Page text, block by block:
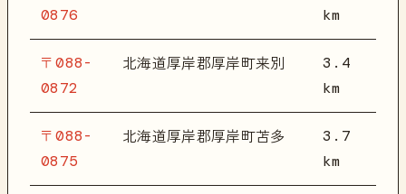
0876 km
〒088-
0872
北海道厚岸郡厚岸町来別
3.4
km
〒088-
0875
北海道厚岸郡厚岸町苫多
3.7
km